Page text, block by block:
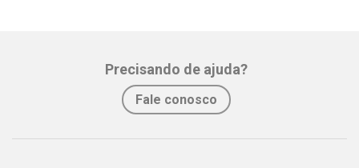
Precisando de ajuda?
Fale conosco